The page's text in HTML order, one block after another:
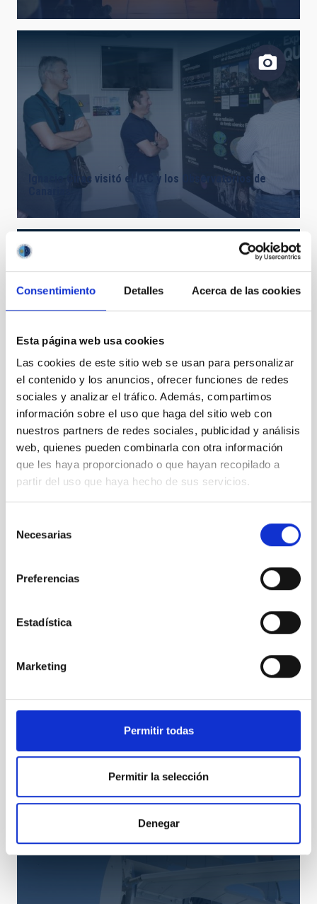
Consentimiento Detalles Acerca de las cookies
Esta página web usa cookies
Las cookies de este sitio web se usan para personalizar
el contenido y los anuncios, ofrecer funciones de redes
sociales y analizar el tráfico. Además, compartimos
información sobre el uso que haga del sitio web con
nuestros partners de redes sociales, publicidad y análisis
web, quienes pueden combinarla con otra información
que les haya proporcionado o que hayan recopilado a
partir del uso que haya hecho de sus servicios.
Necesarias
Preferencias
Estadística
Marketing
Permitir todas
Permitir la selección
Denegar
Ignacio Cirac visitó el IAC y los Observatorios de
Políticas de igualdad de género en Física, de la
escuela a la carrera investigadora
"El Universo es el mejor acelerador de partículas"